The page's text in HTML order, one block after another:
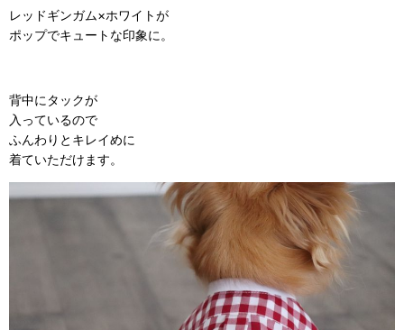
レッドギンガム×ホワイトが
ポップでキュートな印象に。
背中にタックが
入っているので
ふんわりとキレイめに
着ていただけます。